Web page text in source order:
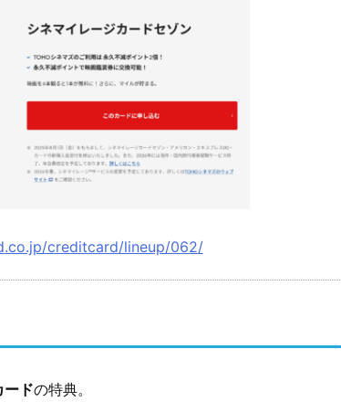
creditcard/lineup/062/
ードの特典。